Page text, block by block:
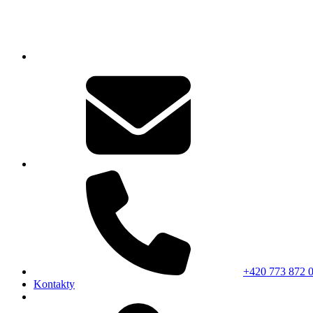
+420 773 872
Kontakty